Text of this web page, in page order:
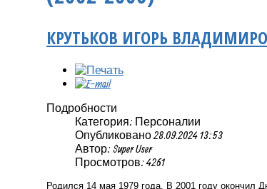
КРУТЬКОВ ИГОРЬ
Подробности
Категория: Персоналии
Опубликовано 28.09.2024 13:53
Автор: Super User
Просмотров: 4261
Родился 14 мая 1979 года. В 2001 году окончил